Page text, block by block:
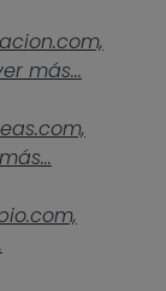
más...